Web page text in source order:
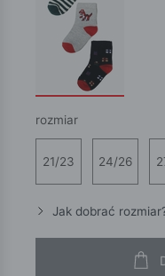
rozmiar
21/23 24/26
Jak dobrać